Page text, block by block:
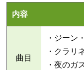
内容
曲目
・ジーン
・クラリ
・夜のガ